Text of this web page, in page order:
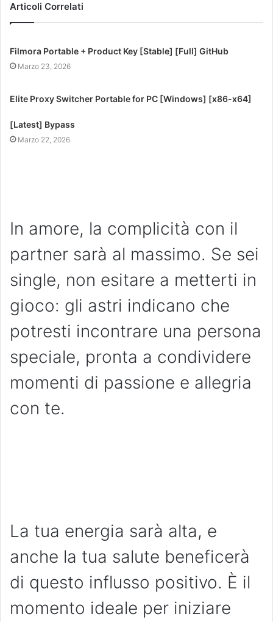
Articoli Correlati
Filmora Portable + Product Key [Stable] [Full] GitHub
Marzo 23, 2026
Elite Proxy Switcher Portable for PC [Windows] [x86-x64]
[Latest] Bypass
Marzo 22, 2026
In amore, la complicità con il
partner sarà al massimo. Se sei
single, non esitare a metterti in
gioco: gli astri indicano che
potresti incontrare una persona
speciale, pronta a condividere
momenti di passione e allegria
con te.
La tua energia sarà alta, e
anche la tua salute beneficerà
di questo influsso positivo. È il
momento ideale per iniziare